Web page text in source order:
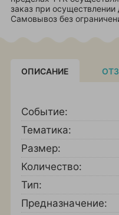
заказ при осуществлении
Самовывоз без
ОПИСАНИЕ
Событие:
Тематика:
Размер:
Количество:
Тип:
Предназначение: